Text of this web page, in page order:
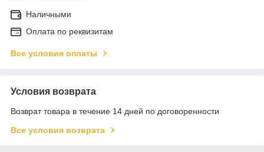
Наличными
Оплата по реквизитам
Все условия оплаты
Условия возврата
Возврат товара в течение 14 дней по договоренности
Все условия возврата